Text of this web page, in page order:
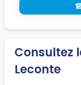
Consultez
Leconte